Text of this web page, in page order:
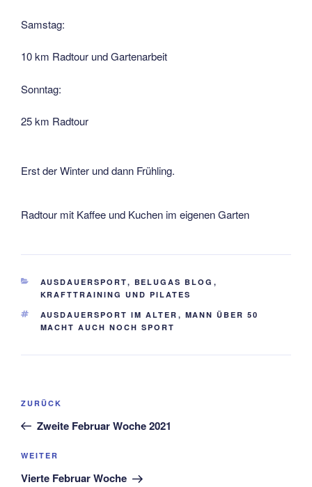
Samstag:
10 km Radtour und Gartenarbeit
Sonntag:
25 km Radtour
Erst der Winter und dann Frühling.
Radtour mit Kaffee und Kuchen im eigenen Garten
KATEGORIEN
AUSDAUERSPORT, BELUGAS BLOG ,
KRAFTTRAINING UND PILATES
SCHLAGWÖRTER
AUSDAUERSPORT IM ALTER , MANN ÜBER 50
MACHT AUCH NOCH SPORT
Beitragsnavigation
Vorheriger
Beitrag
ZURÜCK
Zweite Februar Woche 2021
Nächster
Beitrag
WEITER
Vierte Februar Woche